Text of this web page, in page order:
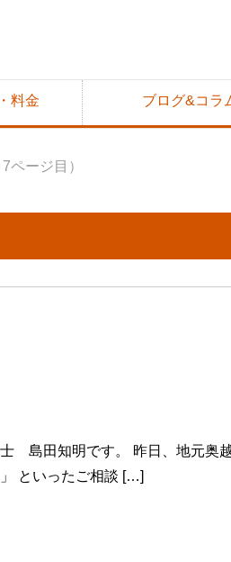
料金 ブログ&コラ
ページ目）
島田知明です。 昨日、地元奥
といったご相談 […]